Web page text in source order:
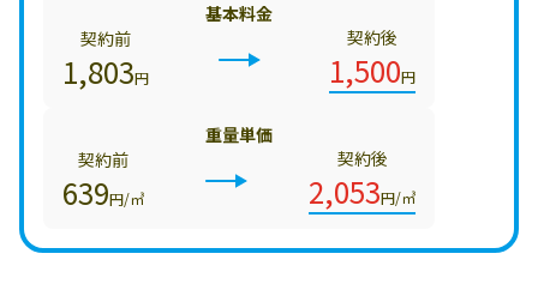
基本料金
契約前
1,803円
契約後
1,500円
重量単価
契約前
639円/㎥
契約後
2,053円/㎥